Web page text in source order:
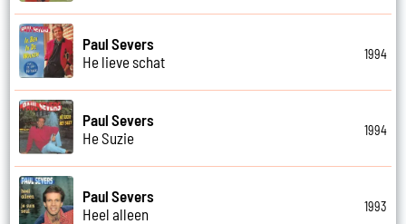
Paul Severs
He lieve schat
1994
Paul Severs
He Suzie
1994
Paul Severs
Heel alleen
1993